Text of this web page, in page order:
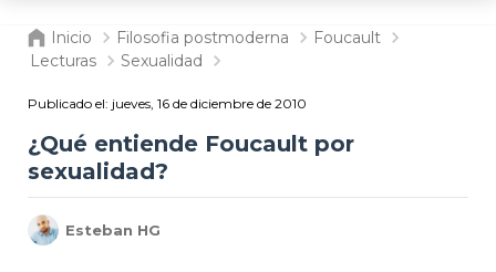
Inicio Filosofia postmoderna
Foucault
Lecturas
Sexualidad
Publicado el: jueves, 16 de diciembre de 2010
¿Qué entiende Foucault por
sexualidad?
Esteban HG